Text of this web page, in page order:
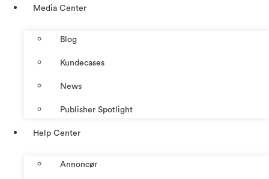
Media Center
Blog
Kundecases
News
Publisher Spotlight
Help Center
Annoncør